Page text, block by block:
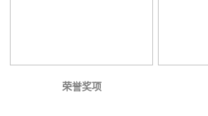
荣誉奖项